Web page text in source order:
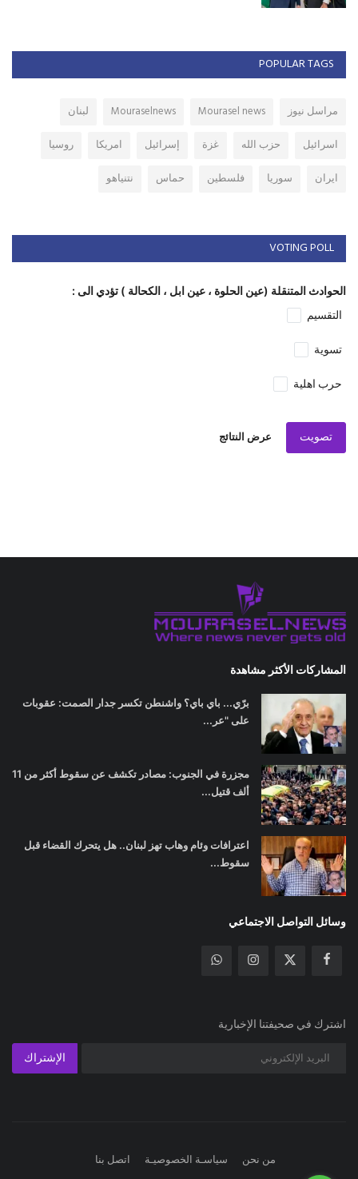
POPULAR TAGS
مراسل نيوز Mourasel news
Mouraselnews
لبنان
اسرائيل
حزب الله غزة إسرائيل امريكا
روسيا
ايران
سوريا فلسطين حماس نتنياهو
VOTING POLL
الحوادث المتنقلة (عين الحلوة ، عين ابل ، الكحالة ) تؤدي الى :
التقسيم
تسوية
حرب اهلية
تصويت عرض النتائج
المشاركات الأكثر مشاهدة
برّي... باي باي؟ واشنطن تكسر جدار الصمت: عقوبات
على "عر...
مجزرة في الجنوب: مصادر تكشف عن سقوط أكثر من 11
ألف قتيل...
اعترافات وئام وهاب تهز لبنان.. هل يتحرك القضاء قبل
سقوط...
وسائل التواصل الاجتماعي
اشترك في صحيفتنا الإخبارية
الإشتراك
من نحن سياسـة الخصوصيـة اتصل بنا